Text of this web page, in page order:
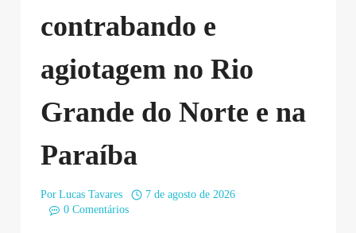
contrabando e
agiotagem no Rio
Grande do Norte e na
Paraíba
Por Lucas Tavares
7 de agosto de 2026
0 Comentários